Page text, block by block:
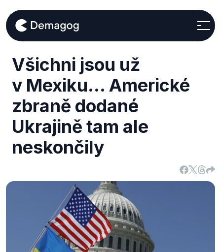
Všichni jsou už
v Mexiku… Americké
zbraně dodané
Ukrajině tam ale
neskončily